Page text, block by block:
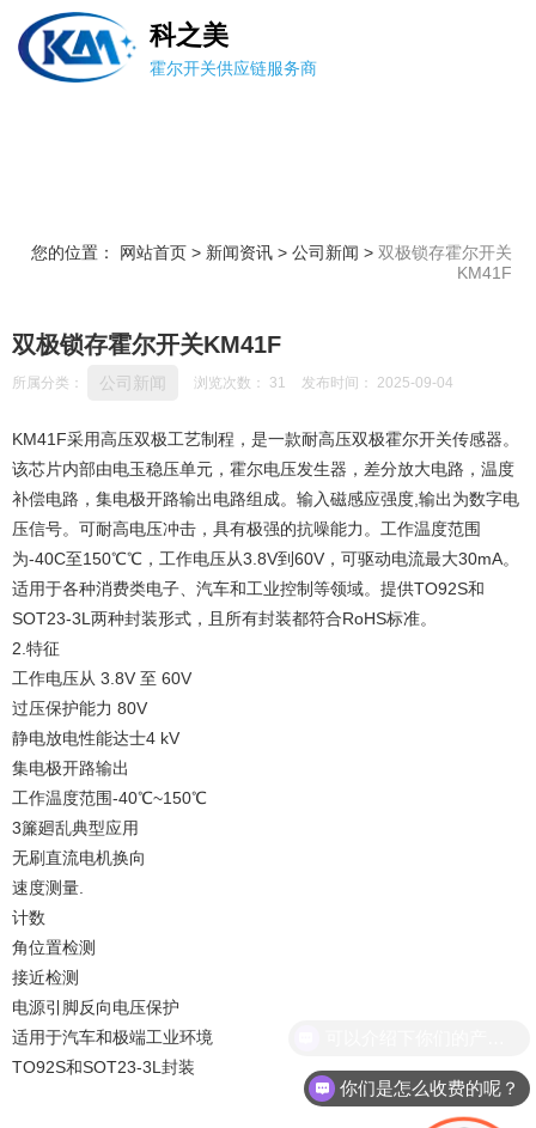
科之美
霍尔开关供应链服务商
您的位置： 网站首页 > 新闻资讯 > 公司新闻 > 双极锁存霍尔开关
KM41F
双极锁存霍尔开关KM41F
所属分类： 公司新闻 浏览次数： 31 发布时间： 2025-09-04
KM41F采用高压双极工艺制程，是一款耐高压双极霍尔开关传感器。
该芯片内部由电玉稳压单元，霍尔电压发生器，差分放大电路，温度
补偿电路，集电极开路输出电路组成。输入磁感应强度,输出为数字电
压信号。可耐高电压冲击，具有极强的抗噪能力。工作温度范围
为-40C至150℃℃，工作电压从3.8V到60V，可驱动电流最大30mA。
适用于各种消费类电子、汽车和工业控制等领域。提供TO92S和
SOT23-3L两种封装形式，且所有封装都符合RoHS标准。
2.特征
工作电压从 3.8V 至 60V
过压保护能力 80V
静电放电性能达士4 kV
集电极开路输出
工作温度范围-40℃~150℃
3簾廻乱典型应用
无刷直流电机换向
速度测量.
计数
角位置检测
接近检测
电源引脚反向电压保护
适用于汽车和极端工业环境
TO92S和SOT23-3L封装
你们是怎么收费的呢？